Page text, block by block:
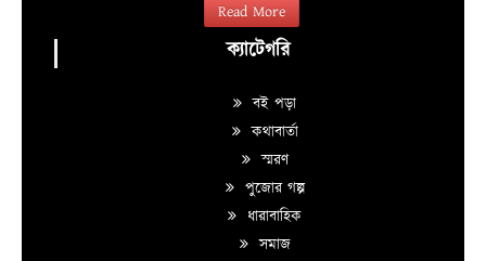
Read More
ক্যাটেগরি
বই পড়া
কথাবার্তা
স্মরণ
পুজোর গল্প
ধারাবাহিক
সমাজ